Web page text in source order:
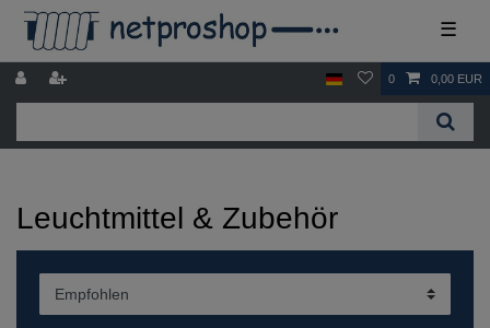
☰
0 0,00 EUR
Leuchtmittel & Zubehör